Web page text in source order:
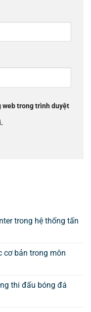
web trong trình duyệt
trong hệ thống tấn
cơ bản trong môn
thi đấu bóng đá